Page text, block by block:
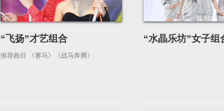
“飞扬”才艺组合
推荐曲目 《赛马》《战马奔腾》
“水晶乐坊”女子组